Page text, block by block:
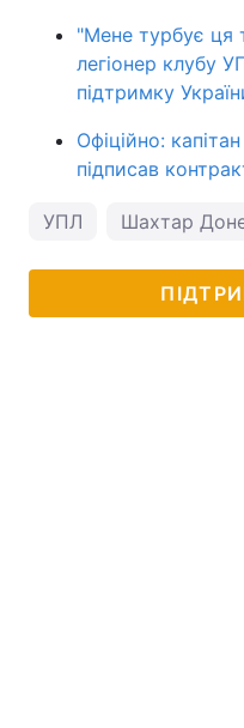
"Мене турбує ця
легіонер клубу
підтримку
Офіційно:
підписав
УПЛ Шахтар